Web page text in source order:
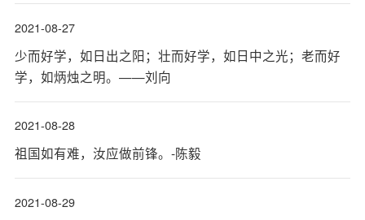
2021-08-27
少而好学，如日出之阳；壮而好学，如日中之光；老而好
学，如炳烛之明。——刘向
2021-08-28
祖国如有难，汝应做前锋。-陈毅
2021-08-29